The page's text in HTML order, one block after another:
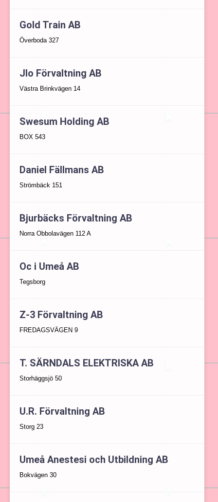
Gold Train AB
Överboda 327
Jlo Förvaltning AB
Västra Brinkvägen 14
Swesum Holding AB
BOX 543
Daniel Fällmans AB
Strömbäck 151
Bjurbäcks Förvaltning AB
Norra Obbolavägen 112 A
Oc i Umeå AB
Tegsborg
Z-3 Förvaltning AB
FREDAGSVÄGEN 9
T. SÄRNDALS ELEKTRISKA AB
Storhäggsjö 50
U.R. Förvaltning AB
Storg 23
Umeå Anestesi och Utbildning AB
Bokvägen 30